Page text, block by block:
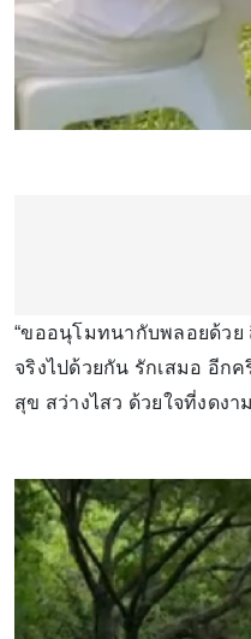
“ขออนุโมทนากับพลอยด้วย
จริงไปด้วยกัน รักเสมอ อีก
สุข สว่างไสว ด้วยใจที่งดงา